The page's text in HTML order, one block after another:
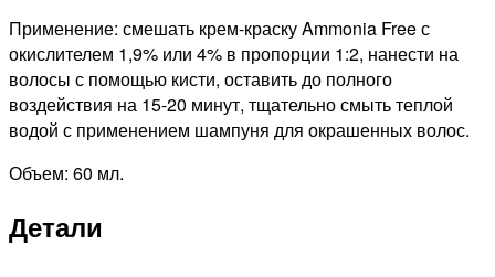
Применение: смешать крем-краску Ammonia Free с
окислителем 1,9% или 4% в пропорции 1:2, нанести на
волосы с помощью кисти, оставить до полного
воздействия на 15-20 минут, тщательно смыть теплой
водой с применением шампуня для окрашенных волос.
Объем: 60 мл.
Детали